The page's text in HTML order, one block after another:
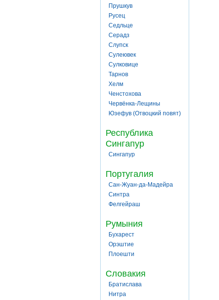
Прушкув
Русец
Седльце
Серадз
Слупск
Сулеювек
Сулковице
Тарнов
Хелм
Ченстохова
Червёнка-Лещины
Юзефув (Отвоцкий повят)
Республика
Сингапур
Сингапур
Португалия
Сан-Жуан-да-Мадейра
Синтра
Фелгейраш
Румыния
Бухарест
Орэштие
Плоешти
Словакия
Братислава
Нитра